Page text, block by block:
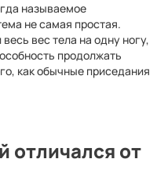
называемое
не самая простая.
вес тела на одну ногу,
продолжать
как обычные приседания
отличался от